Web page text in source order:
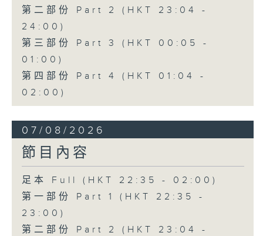
第二部份 Part 2 (HKT 23:04 -
24:00)
第三部份 Part 3 (HKT 00:05 -
01:00)
第四部份 Part 4 (HKT 01:04 -
02:00)
07/08/2026
節目內容
足本 Full (HKT 22:35 - 02:00)
第一部份 Part 1 (HKT 22:35 -
23:00)
第二部份 Part 2 (HKT 23:04 -